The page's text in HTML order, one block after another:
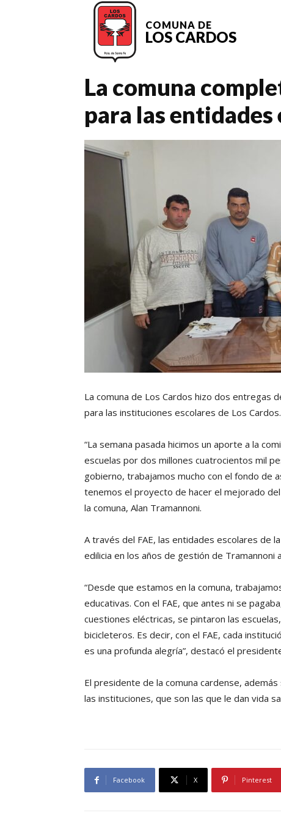
COMUNA DE
LOS CARDOS
La comuna
para las
La comuna de Los Cardos hizo dos entregas
para las instituciones escolares de Los Cardos.
“La semana pasada hicimos un aporte a la
escuelas por dos millones cuatrocientos mil
gobierno, trabajamos mucho con el fondo de
tenemos el proyecto de hacer el mejorado
la comuna, Alan Tramannoni.
A través del FAE, las entidades escolares de
edilicia en los años de gestión de Tramannoni
“Desde que estamos en la comuna,
educativas. Con el FAE, que antes ni se
cuestiones eléctricas, se pintaron las
bicicleteros. Es decir, con el FAE, cada
es una profunda alegría”, destacó el
El presidente de la comuna cardense,
las instituciones, que son las que le dan vida
Facebook X Pinterest